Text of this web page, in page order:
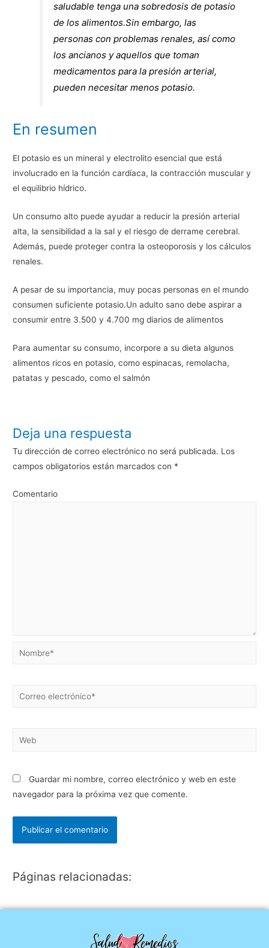
saludable tenga una sobredosis de potasio
de los alimentos.Sin embargo, las
personas con problemas renales, así como
los ancianos y aquellos que toman
medicamentos para la presión arterial,
pueden necesitar menos potasio.
En resumen
El potasio es un mineral y electrolito esencial que está
involucrado en la función cardíaca, la contracción muscular y
el equilibrio hídrico.
Un consumo alto puede ayudar a reducir la presión arterial
alta, la sensibilidad a la sal y el riesgo de derrame cerebral.
Además, puede proteger contra la osteoporosis y los cálculos
renales.
A pesar de su importancia, muy pocas personas en el mundo
consumen suficiente potasio.Un adulto sano debe aspirar a
consumir entre 3.500 y 4.700 mg diarios de alimentos
Para aumentar su consumo, incorpore a su dieta algunos
alimentos ricos en potasio, como espinacas, remolacha,
patatas y pescado, como el salmón
Deja una respuesta
Tu dirección de correo electrónico no será publicada. Los
campos obligatorios están marcados con *
Comentario
Guardar mi nombre, correo electrónico y web en este
navegador para la próxima vez que comente.
Páginas relacionadas: